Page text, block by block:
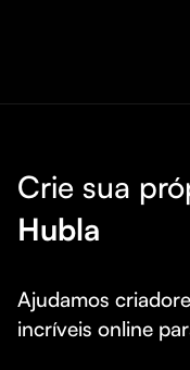
Crie sua
Hubla
Ajudamos
incríveis online